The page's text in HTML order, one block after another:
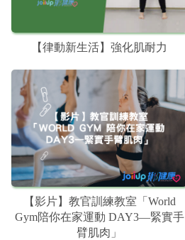
【律動新生活】強化肌耐力
【影片】教官訓練教室「World
Gym陪你在家運動 DAY3—緊實手
臂肌肉」